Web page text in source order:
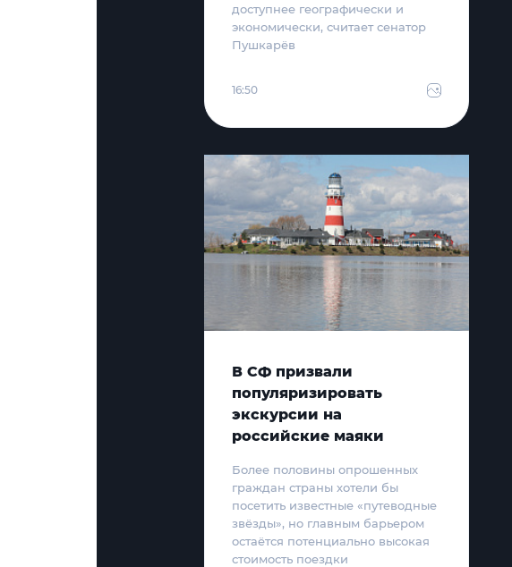
доступнее географически и
экономически, считает сенатор
Пушкарёв
16:50
В СФ призвали
популяризировать
экскурсии на
российские маяки
Более половины опрошенных
граждан страны хотели бы
посетить известные «путеводные
звёзды», но главным барьером
остаётся потенциально высокая
стоимость поездки